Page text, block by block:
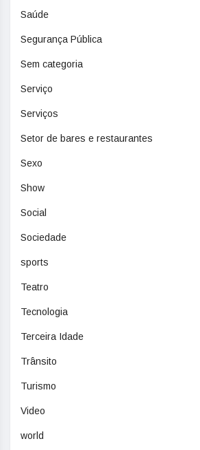
Saúde
Segurança Pública
Sem categoria
Serviço
Serviços
Setor de bares e restaurantes
Sexo
Show
Social
Sociedade
sports
Teatro
Tecnologia
Terceira Idade
Trânsito
Turismo
Video
world